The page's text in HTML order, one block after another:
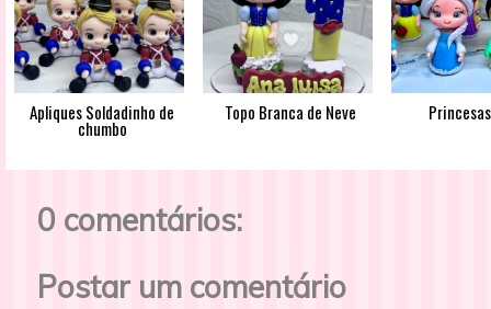
Apliques Soldadinho de
chumbo
Topo Branca de Neve
0 comentários:
Postar um comentário